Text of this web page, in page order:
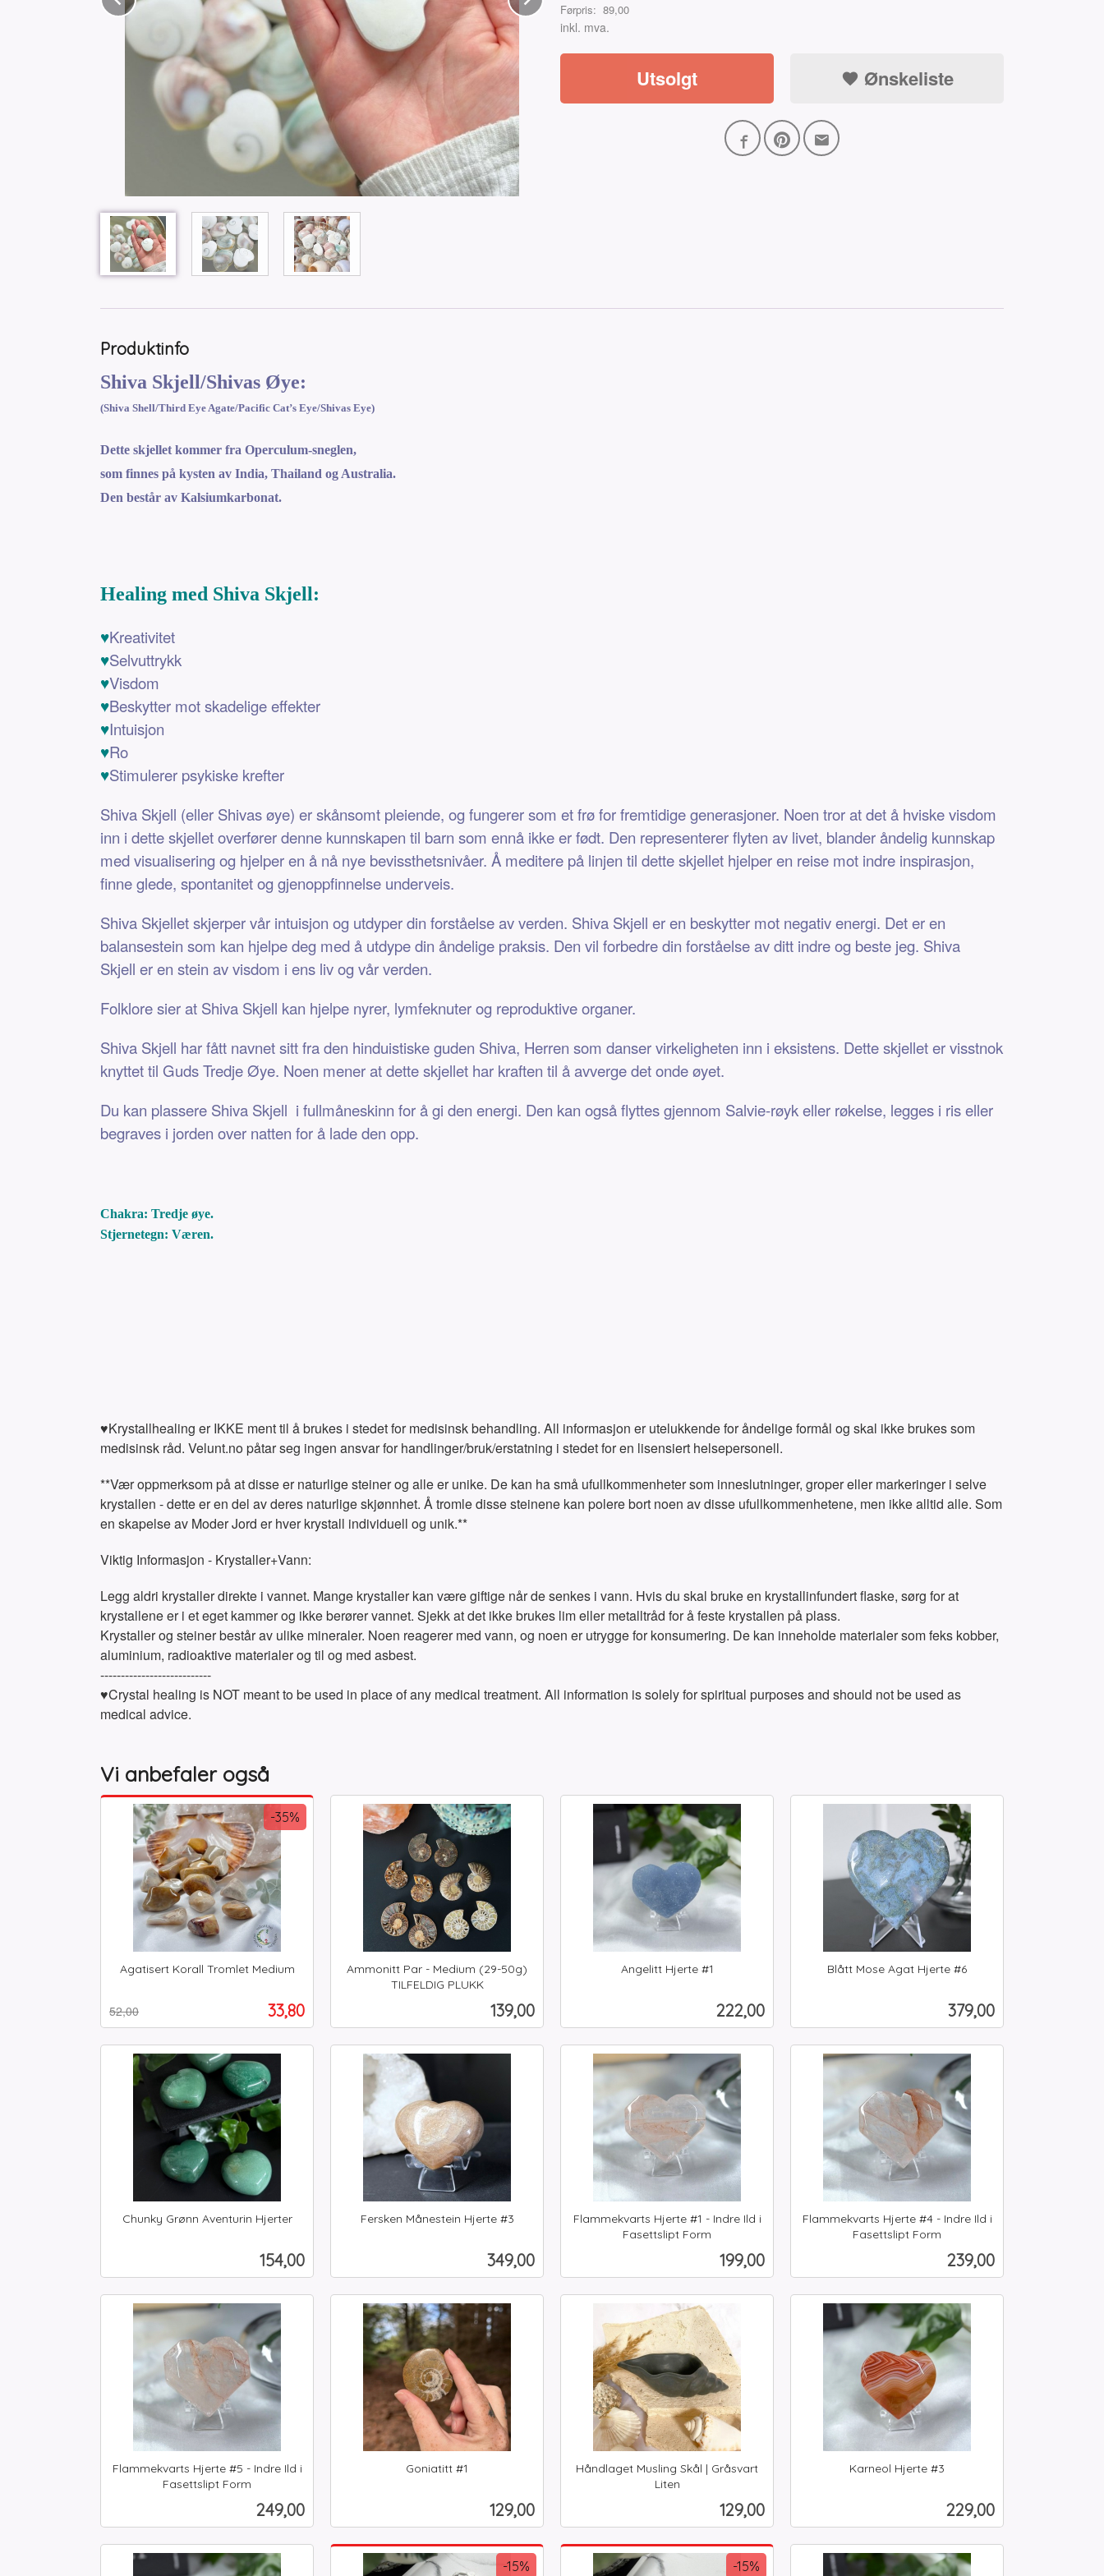
Førpris: 89,00
Rabatt
inkl. mva.
Utsolgt Ønskeliste
Produktinfo
Shiva Skjell/Shivas Øye:
(Shiva Shell/Third Eye Agate/Pacific Cat’s Eye/Shivas Eye)
Dette skjellet kommer fra Operculum-sneglen,
som finnes på kysten av India, Thailand og Australia.
Den består av Kalsiumkarbonat.
Healing med Shiva Skjell:
♥Kreativitet
♥Selvuttrykk
♥Visdom
♥Beskytter mot skadelige effekter
♥Intuisjon
♥Ro
♥Stimulerer psykiske krefter
Shiva Skjell (eller Shivas øye) er skånsomt pleiende, og fungerer som et frø for fremtidige generasjoner. Noen tror at det å hviske visdom
inn i dette skjellet overfører denne kunnskapen til barn som ennå ikke er født. Den representerer flyten av livet, blander åndelig kunnskap
med visualisering og hjelper en å nå nye bevissthetsnivåer. Å meditere på linjen til dette skjellet hjelper en reise mot indre inspirasjon,
finne glede, spontanitet og gjenoppfinnelse underveis.
Shiva Skjellet skjerper vår intuisjon og utdyper din forståelse av verden. Shiva Skjell er en beskytter mot negativ energi. Det er en
balansestein som kan hjelpe deg med å utdype din åndelige praksis. Den vil forbedre din forståelse av ditt indre og beste jeg. Shiva
Skjell er en stein av visdom i ens liv og vår verden.
Folklore sier at Shiva Skjell kan hjelpe nyrer, lymfeknuter og reproduktive organer.
Shiva Skjell har fått navnet sitt fra den hinduistiske guden Shiva, Herren som danser virkeligheten inn i eksistens. Dette skjellet er visstnok
knyttet til Guds Tredje Øye. Noen mener at dette skjellet har kraften til å avverge det onde øyet.
Du kan plassere Shiva Skjell i fullmåneskinn for å gi den energi. Den kan også flyttes gjennom Salvie-røyk eller røkelse, legges i ris eller
begraves i jorden over natten for å lade den opp.
Chakra: Tredje øye.
Stjernetegn: Væren.
♥Krystallhealing er IKKE ment til å brukes i stedet for medisinsk behandling. All informasjon er utelukkende for åndelige formål og skal ikke brukes som
medisinsk råd. Velunt.no påtar seg ingen ansvar for handlinger/bruk/erstatning i stedet for en lisensiert helsepersonell.
**Vær oppmerksom på at disse er naturlige steiner og alle er unike. De kan ha små ufullkommenheter som inneslutninger, groper eller markeringer i selve
krystallen - dette er en del av deres naturlige skjønnhet. Å tromle disse steinene kan polere bort noen av disse ufullkommenhetene, men ikke alltid alle. Som
en skapelse av Moder Jord er hver krystall individuell og unik.**
Viktig Informasjon - Krystaller+Vann:
Legg aldri krystaller direkte i vannet. Mange krystaller kan være giftige når de senkes i vann. Hvis du skal bruke en krystallinfundert flaske, sørg for at
krystallene er i et eget kammer og ikke berører vannet. Sjekk at det ikke brukes lim eller metalltråd for å feste krystallen på plass.
Krystaller og steiner består av ulike mineraler. Noen reagerer med vann, og noen er utrygge for konsumering. De kan inneholde materialer som feks kobber,
aluminium, radioaktive materialer og til og med asbest.
---------------------------
♥Crystal healing is NOT meant to be used in place of any medical treatment. All information is solely for spiritual purposes and should not be used as
medical advice.
Vi anbefaler også
Agatisert Korall Tromlet Medium
Tilbud
33,80
52,00
-35%
Kjøp
Ammonitt Par - Medium (29-50g)
TILFELDIG PLUKK
Pris
139,00
Angelitt Hjerte #1
Pris
222,00
Kjøp
Blått Mose Agat Hjerte #6
Pris
379,00
Kjøp
Chunky Grønn Aventurin Hjerter
Pris
154,00
Kjøp
Fersken Månestein Hjerte #3
Pris
349,00
Kjøp
Flammekvarts Hjerte #1 - Indre Ild i
Fasettslipt Form
Pris
199,00
Kjøp
Flammekvarts Hjerte #4 - Indre Ild i
Fasettslipt Form
Pris
239,00
Kjøp
Flammekvarts Hjerte #5 - Indre Ild i
Fasettslipt Form
Pris
249,00
Kjøp
Goniatitt #1
Pris
129,00
Kjøp
Håndlaget Musling Skål | Gråsvart
Liten
Pris
129,00
Kjøp
Karneol Hjerte #3
Pris
229,00
Kjøp
-15% -15%